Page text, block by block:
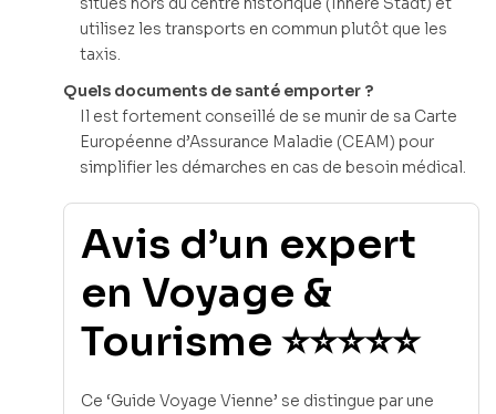
utilisez les transports en commun plutôt que les
taxis.
Quels documents de santé emporter ?
Il est fortement conseillé de se munir de sa Carte
Européenne d’Assurance Maladie (CEAM) pour
simplifier les démarches en cas de besoin médical.
Avis d’un expert
en Voyage &
Tourisme ⭐⭐⭐⭐⭐
Ce ‘Guide Voyage Vienne’ se distingue par une